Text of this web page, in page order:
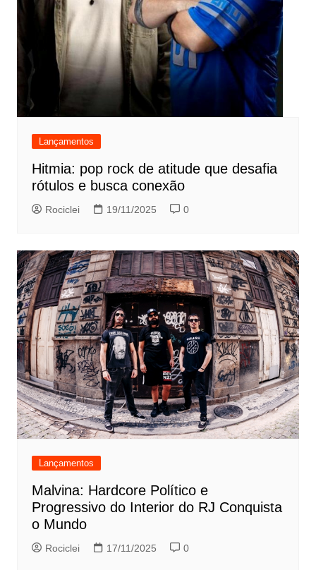
Lançamentos
Hitmia: pop rock de atitude que desafia
rótulos e busca conexão
Rociclei 19/11/2025 0
Lançamentos
Malvina: Hardcore Político e
Progressivo do Interior do RJ Conquista
o Mundo
Rociclei 17/11/2025 0